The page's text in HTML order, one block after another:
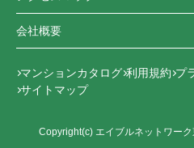
会社概要
マンションカタログ 利用規約 プ
サイトマップ
Copyright(c) エイブルネットワー